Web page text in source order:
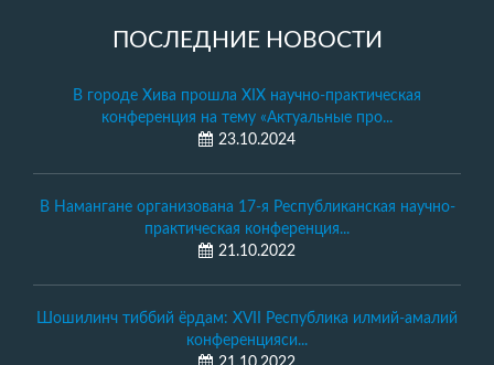
ПОСЛЕДНИЕ НОВОСТИ
В городе Хива прошла XIX научно-практическая
конференция на тему «Актуальные про...
23.10.2024
В Намангане организована 17-я Республиканская научно-
практическая конференция...
21.10.2022
Шошилинч тиббий ёрдам: XVII Республика илмий-амалий
конференцияси...